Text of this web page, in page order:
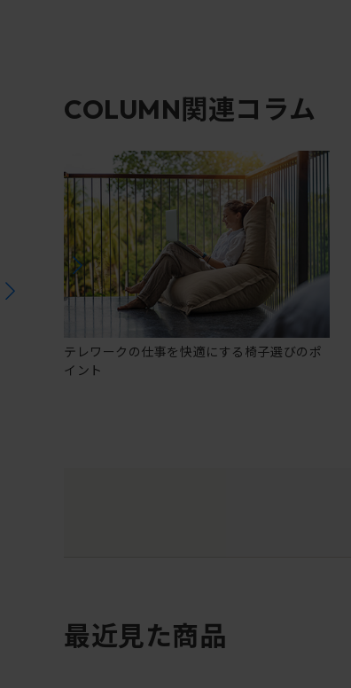
COLUMN関連コラム
テレワークの仕事を快適にする椅子選びのポ
イント
最近見た商品